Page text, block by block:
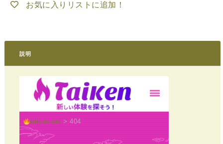
お気に入りリストに追加！
説明